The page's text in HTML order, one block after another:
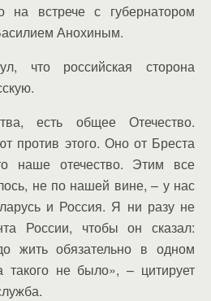
на встрече с губернатором
Анохиным.
что российская сторона
есть общее Отечество.
против этого. Оно от Бреста
наше отечество. Этим все
не по нашей вине, – у нас
и Россия. Я ни разу не
России, чтобы он сказал:
жить обязательно в одном
такого не было», – цитирует